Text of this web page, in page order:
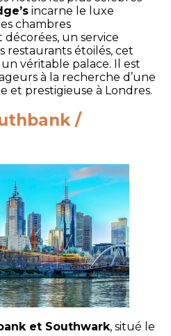
incarne le luxe
chambres
un service
restaurants étoilés, cet
véritable palace. Il est
à la recherche d’une
et prestigieuse à Londres.
/
et Southwark, situé le